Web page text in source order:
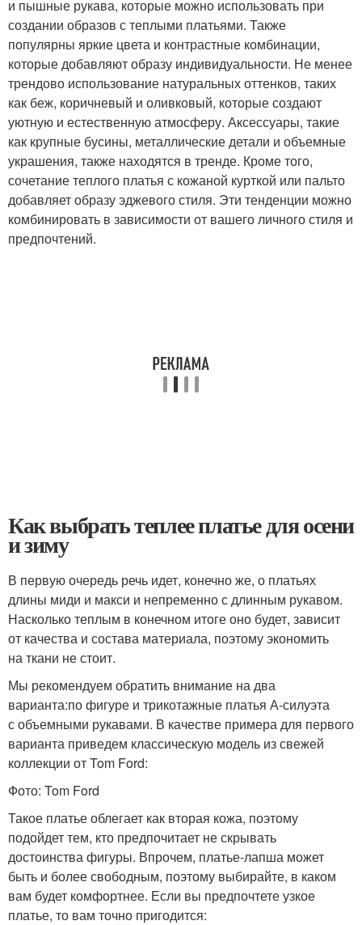
и пышные рукава, которые можно использовать при
создании образов с теплыми платьями. Также
популярны яркие цвета и контрастные комбинации,
которые добавляют образу индивидуальности. Не менее
трендово использование натуральных оттенков, таких
как беж, коричневый и оливковый, которые создают
уютную и естественную атмосферу. Аксессуары, такие
как крупные бусины, металлические детали и объемные
украшения, также находятся в тренде. Кроме того,
сочетание теплого платья с кожаной курткой или пальто
добавляет образу эджевого стиля. Эти тенденции можно
комбинировать в зависимости от вашего личного стиля и
предпочтений.
Как выбрать теплее платье для осени
и зиму
В первую очередь речь идет, конечно же, о платьях
длины миди и макси и непременно с длинным рукавом.
Насколько теплым в конечном итоге оно будет, зависит
от качества и состава материала, поэтому экономить
на ткани не стоит.
Мы рекомендуем обратить внимание на два
варианта:по фигуре и трикотажные платья А-силуэта
с объемными рукавами. В качестве примера для первого
варианта приведем классическую модель из свежей
коллекции от Tom Ford:
Фото: Tom Ford
Такое платье облегает как вторая кожа, поэтому
подойдет тем, кто предпочитает не скрывать
достоинства фигуры. Впрочем, платье-лапша может
быть и более свободным, поэтому выбирайте, в каком
вам будет комфортнее. Если вы предпочтете узкое
платье, то вам точно пригодится: